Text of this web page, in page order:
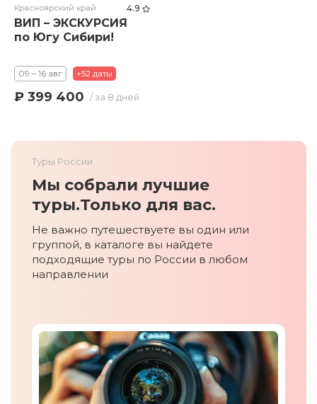
Красноярский край 4.9
ВИП – ЭКСКУРСИЯ
по Югу Сибири!
09 – 16 авг +52 даты
₽ 399 400 / за 8 дней
Туры России
Мы собрали лучшие
туры.Только для вас.
Не важно путешествуете вы один или
группой, в каталоге вы найдете
подходящие туры по России в любом
направлении